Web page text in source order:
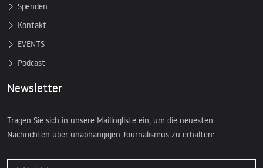
Spenden
Kontakt
EVENTS
Podcast
Newsletter
Tragen Sie sich in unsere Mailingliste ein, um die neuesten
Nachrichten über unabhängigen Journalismus zu erhalten: